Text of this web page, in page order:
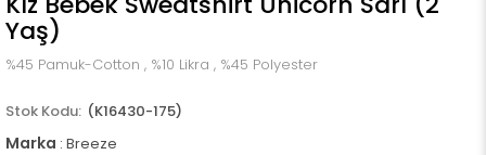
Yaş)
%45 Pamuk-Cotton , %10 Likra , %45 Polyester
(K16430-175)
Marka : Breeze